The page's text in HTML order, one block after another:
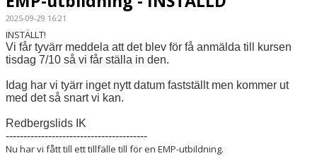
2025-09-29 16:21
INSTÄLLT!
Vi får tyvärr meddela att det blev för få anmälda till kursen
tisdag 7/10 så vi får ställa in den.
Idag har vi tyärr inget nytt datum fastställt men kommer ut
med det så snart vi kan.
Redbergslids IK
----------------------------------------
Nu har vi fått till ett tillfälle till för en EMP-utbildning.